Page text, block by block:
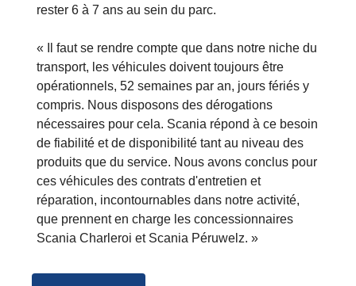
rester 6 à 7 ans au sein du parc.
« Il faut se rendre compte que dans notre niche du
transport, les véhicules doivent toujours être
opérationnels, 52 semaines par an, jours fériés y
compris. Nous disposons des dérogations
nécessaires pour cela. Scania répond à ce besoin
de fiabilité et de disponibilité tant au niveau des
produits que du service. Nous avons conclus pour
ces véhicules des contrats d'entretien et
réparation, incontournables dans notre activité,
que prennent en charge les concessionnaires
Scania Charleroi et Scania Péruwelz. »